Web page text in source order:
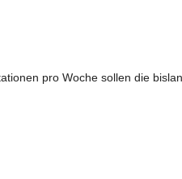
pro Woche sollen die